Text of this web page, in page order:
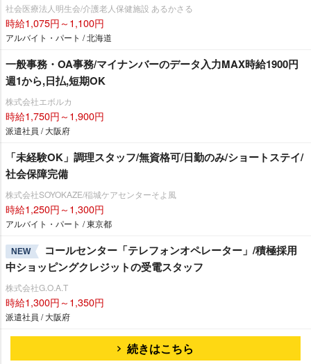
社会医療法人明生会/介護老人保健施設 あるかさる
時給1,075円～1,100円
アルバイト・パート / 北海道
一般事務・OA事務/マイナンバーのデータ入力MAX時給1900円
週1から,日払,短期OK
株式会社エボルカ
時給1,750円～1,900円
派遣社員 / 大阪府
「未経験OK」調理スタッフ/無資格可/日勤のみ/ショートステイ/
社会保障完備
株式会社SOYOKAZE/稲城ケアセンターそよ風
時給1,250円～1,300円
アルバイト・パート / 東京都
NEW
コールセンター「テレフォンオペレーター」/積極採用
中ショッピングクレジットの受電スタッフ
株式会社G.O.A.T
時給1,300円～1,350円
派遣社員 / 大阪府
続きはこちら